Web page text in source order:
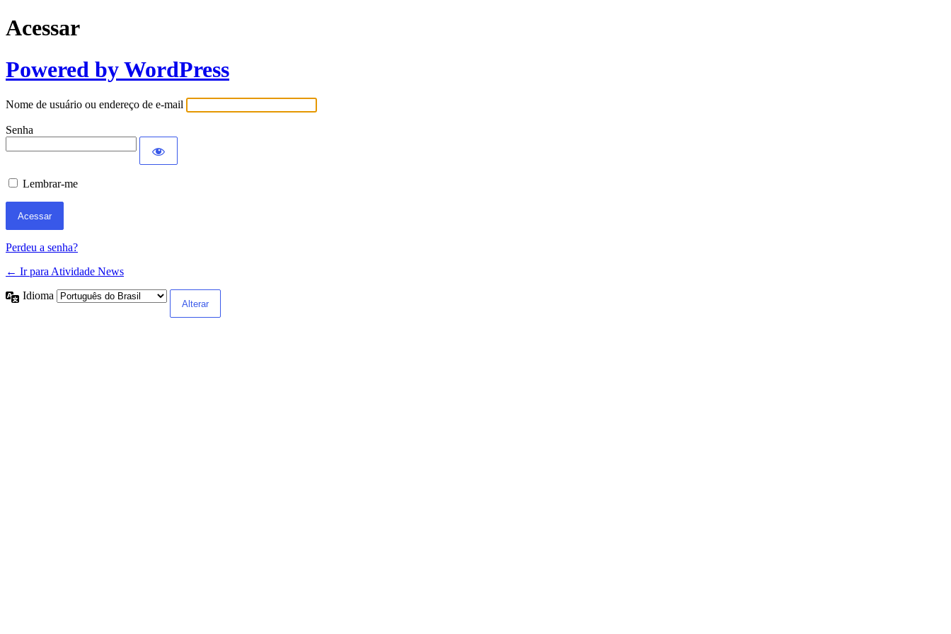
Acessar
Powered by WordPress
Nome de usuário ou endereço de e-mail
Senha
Lembrar-me
Perdeu a senha?
← Ir para Atividade News
Idioma